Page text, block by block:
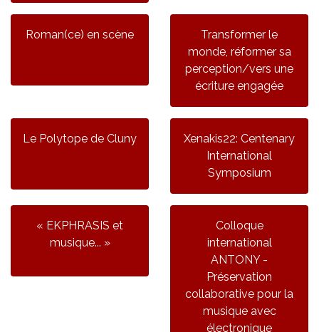
Roman(ce) en scène
Transformer le
monde, réformer sa
perception/vers une
écriture engagée
Le Polytope de Cluny
Xenakis22: Centenary
International
Symposium
« EKPHRASIS et
musique... »
Colloque
international
ANTONY -
Préservation
collaborative pour la
musique avec
électronique